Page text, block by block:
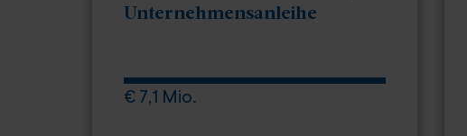
Unternehmensanleihe
€ 7,1 Mio.